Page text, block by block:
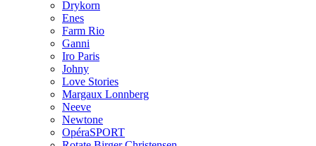
Drykorn
Enes
Farm Rio
Ganni
Iro Paris
Johny
Love Stories
Margaux Lonnberg
Neeve
Newtone
OpéraSPORT